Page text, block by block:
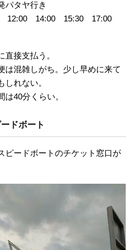
パタヤ行き
12:00 14:00 15:30 17:00
直接支払う。
は混雑しがち。少し早めに来て
しれない。
40分くらい。
ドボート
ピードボートのチケット窓口が